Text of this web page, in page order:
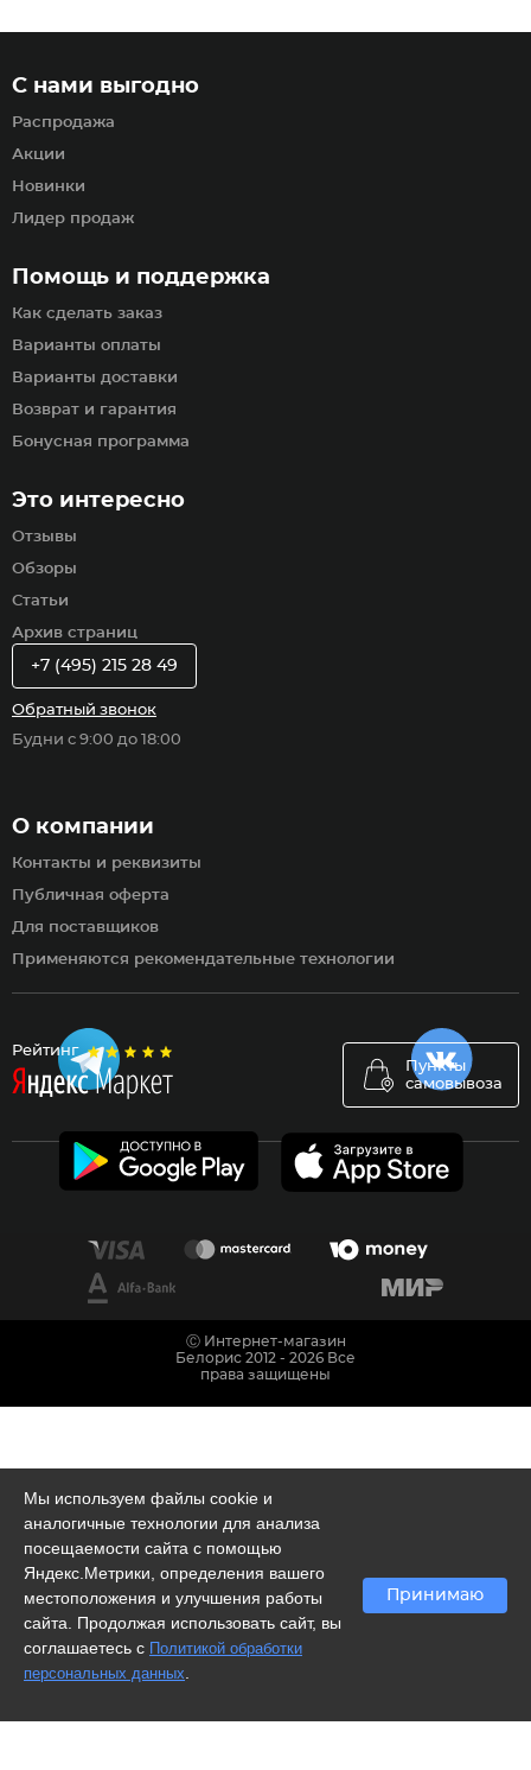
Рейтинг
Пункты
самовывоза
Помощь и поддержка
Как сделать заказ
Варианты оплаты
Варианты доставки
Возврат и гарантия
Бонусная программа
С нами выгодно
Распродажа
Акции
Новинки
Лидер продаж
Это интересно
Отзывы
Обзоры
Статьи
Архив страниц
О компании
Контакты и реквизиты
Публичная оферта
Для поставщиков
Применяются рекомендательные технологии
+7 (495) 215 28 49
Обратный звонок
Будни с 9:00 до 18:00
Мы используем файлы cookie и
аналогичные технологии для анализа
посещаемости сайта с помощью
Яндекс.Метрики, определения вашего
местоположения и улучшения работы
сайта. Продолжая использовать сайт, вы
соглашаетесь с Политикой обработки
персональных данных
Принимаю
Ⓒ Интернет-магазин
Белорис 2012 - 2026 Все
права защищены